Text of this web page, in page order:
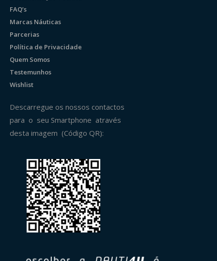
FAQ’s
Marcas Náuticas
Parcerias
Política de Privacidade
Quem Somos
Testemunhos
Wishlist
Descarregue os nossos contactos
para o seu Smartphone através
desta imagem (Código QR):